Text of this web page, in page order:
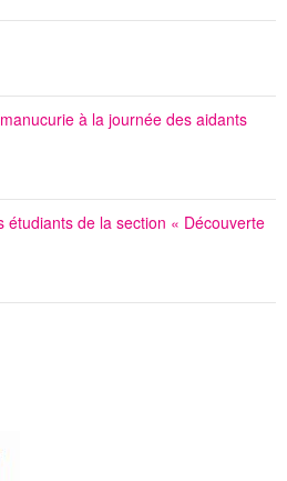
à la journée des aidants
étudiants de la section « Découverte